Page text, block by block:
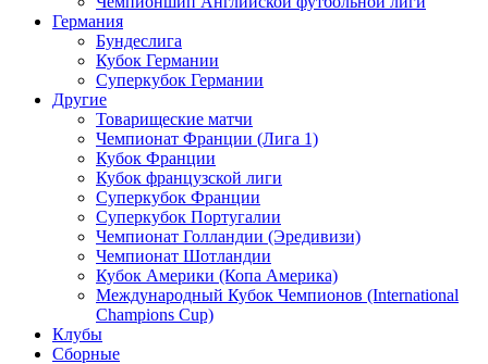
Германия
Бундеслига
Кубок Германии
Суперкубок Германии
Другие
Товарищеские матчи
Чемпионат Франции (Лига 1)
Кубок Франции
Кубок французской лиги
Суперкубок Франции
Суперкубок Португалии
Чемпионат Голландии (Эредивизи)
Чемпионат Шотландии
Кубок Америки (Копа Америка)
Международный Кубок Чемпионов (International
Champions Cup)
Клубы
Сборные